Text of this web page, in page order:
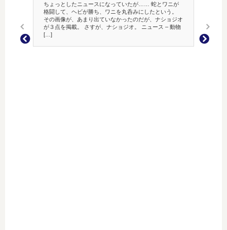
ちょっとしたニュースになっていたが…… 蛇とワニが
格闘して、ヘビが勝ち、ワニを丸呑みにしたという。
その画像が、あまり出ていなかったのだが、ナショジオ
が３点を掲載。 さすが、ナショジオ。 ニュース – 動物
[…]